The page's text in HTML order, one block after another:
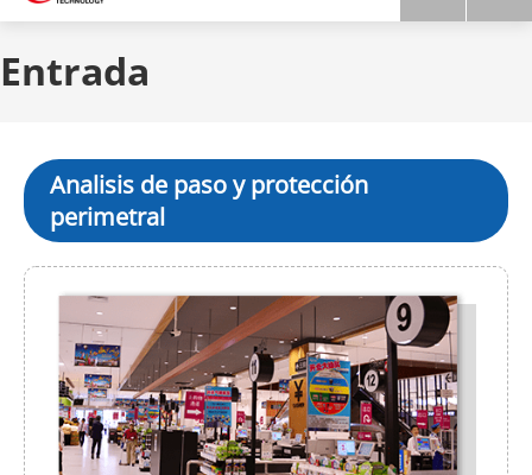
Entrada
Analisis de paso y protección
perimetral